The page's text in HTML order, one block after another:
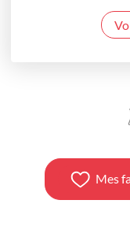
Mes